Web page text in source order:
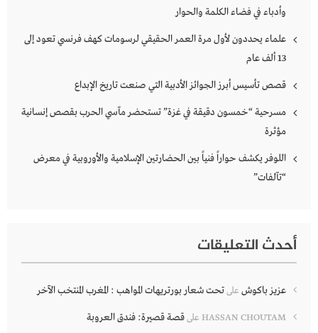
وأدباء في فضاء الكلمة والحوار
علماء يحددون لأول مرة العمر الحقيقي لرسومات كهف فرنسي تعود إلى
13 ألف عام
قصص تأسيس أبرز الجوائز الأدبية التي صنعت تاريخ الإبداع
مسرحية “خمسون دقيقة في غزة” تستحضر مآسي الحرب بقصص إنسانية
مؤثرة
اللوفر يكشف حواراً فنياً بين الحضارتين الإسلامية والأوروبية في معرض
“تآلفات”
أحدث التعليقات
عزيز باكوش علىتحت شعار بورتريهات المواهب : المغرب المنتخب الآخر
HASSAN CHOUTAM علىقصة قصيرة: فندق العروبة